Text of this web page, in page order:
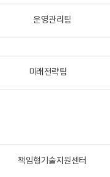
운영관리팀
미래전략팀
책임형기술지원센터